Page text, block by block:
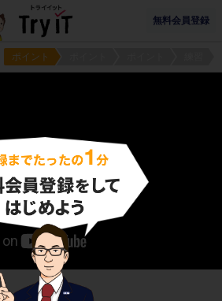
無料会員登録
ポイント
の発生